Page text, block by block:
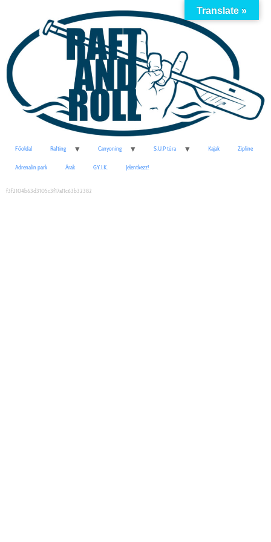
Főoldal Rafting Canyoning S.U.P túra Kajak Zipline
Adrenalin park Árak GY.I.K. Jelentkezz!
f3f2104b63d3105c3f17a11c63b32382
Translate »